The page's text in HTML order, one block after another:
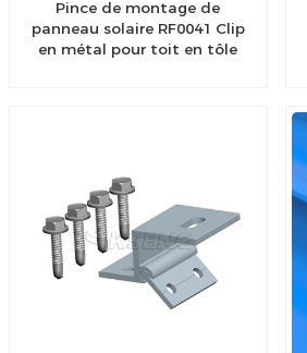
Pince de montage de
panneau solaire RF0041 Clip
en métal pour toit en tôle